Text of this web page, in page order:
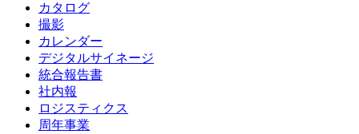
カタログ
撮影
カレンダー
デジタルサイネージ
統合報告書
社内報
ロジスティクス
周年事業